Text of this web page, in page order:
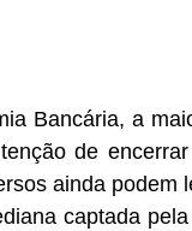
Bancária, a
de
ainda podem
captada